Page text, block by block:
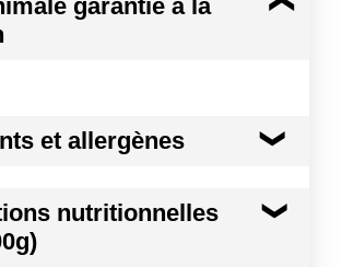
garantie à la
et allergènes
de cacao, lait entier en poudre, pâte
doux en poudre, émulsifiant :
de vanille de bourbon.
nutritionnelles